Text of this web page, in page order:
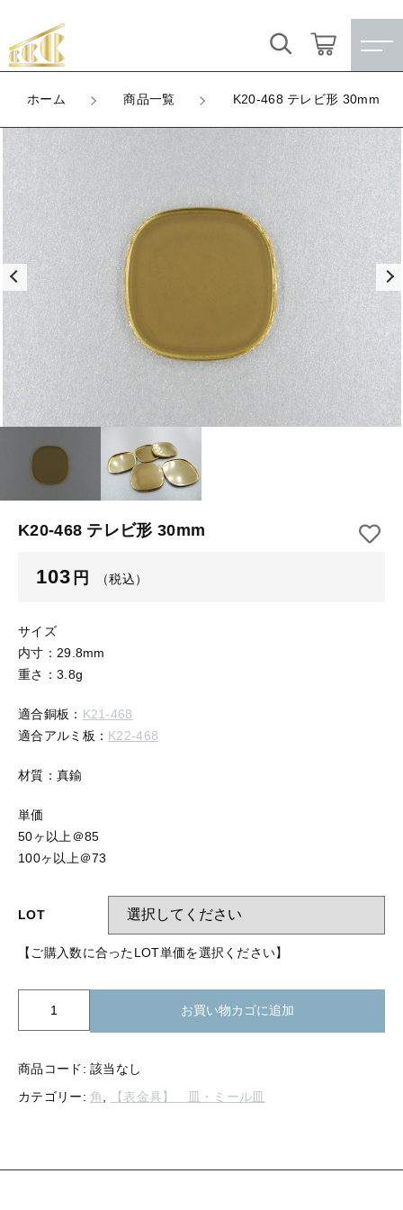
ホーム 商品一覧 K20-468 テレビ形 30mm
K20-468 テレビ形 30mm
103 円 （税込）
サイズ
内寸：29.8mm
重さ：3.8g
適合銅板： K21-468
適合アルミ板： K22-468
材質：真鍮
単価
50ヶ以上＠85
100ヶ以上＠73
LOT
【ご購入数に合ったLOT単価を選択ください】
レ
形
お買い物カゴに追加
商品コード:該当なし
カテゴリー:角, 【表金具】 皿・ミール皿
カートに商品を追加しました
LOT
（税込）
ショッピングを続ける
カートを確認する
お気に入り
すべての商品
★訳ありアウトレット★
【メッキ付】 製品
【メッキ付】 ブローチ台
【はめこみパーツ】 銅板
【はめこみパーツ】 アルミ板
【はめこみパーツ】 アミ
【表金具】 皿・ミール皿
【表金具】 浅皿
【表金具】 透かしパーツ
【表金具】 平板
【留め金具】 ブローチピン
【留め金具】 丸カン・小判カン
【留め金具】 指輪
【留め金具】 イヤリング
【留め金具】 マスク用クリップ
【留め金具】 ネクタイピン
【留め金具】 蝶タック
【留め金具】 タイタック
【留め金具】 スライダー
【留め金具】 ループタイ金具
【留め金具】 スティックピン
すべて
★訳ありアウトレット★
【メッキ付】 製品
【メッキ付】 ブローチ台
【はめこみパーツ】 銅板
【はめこみパーツ】 アルミ板
【はめこみパーツ】 アミ
【表金具】 皿・ミール皿
【表金具】 浅皿
【表金具】 押皿・挽物
【留め金具】 指輪
【留め金具】 クリップ・差込
【留め金具】 マスク用クリップ
【留め金具】 蝶タック
こだわり検索
親カテゴリ
子カテゴリ
価格帯
在庫あり セール